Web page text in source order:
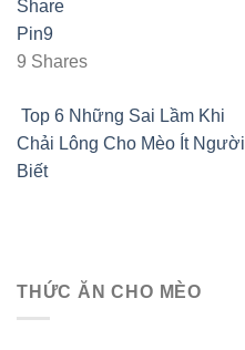
Share
Pin9
9 Shares
Top 6 Những Sai Lầm Khi
Chải Lông Cho Mèo Ít Người
Biết
THỨC ĂN CHO MÈO